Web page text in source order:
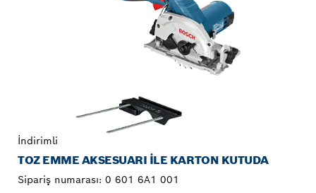
İndirimli
TOZ EMME AKSESUARI ILE KARTON KUTUDA
Sipariş numarası: 0 601 6A1 001